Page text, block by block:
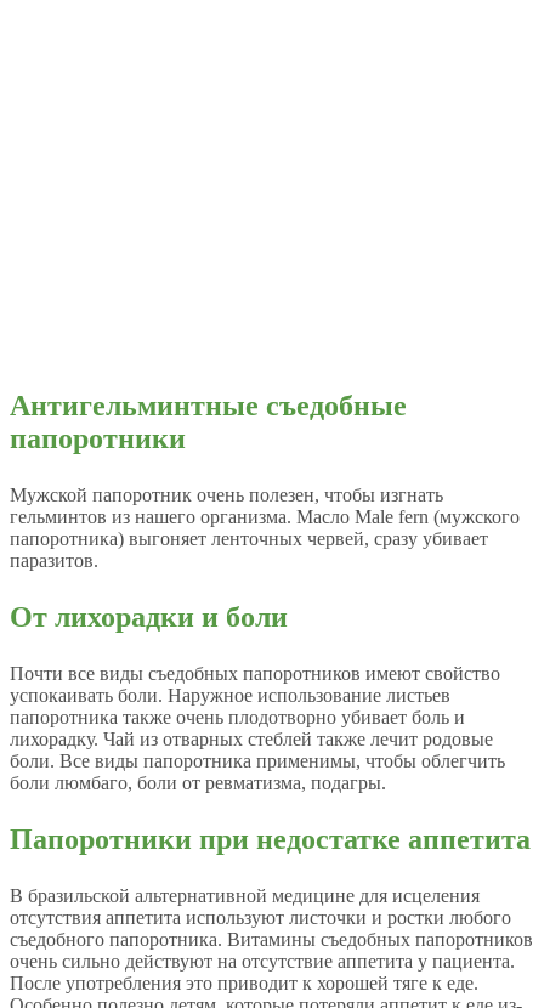
Антигельминтные съедобные
папоротники
Мужской папоротник очень полезен, чтобы изгнать
гельминтов из нашего организма. Масло Male fern (мужского
папоротника) выгоняет ленточных червей, сразу убивает
паразитов.
От лихорадки и боли
Почти все виды съедобных папоротников имеют свойство
успокаивать боли. Наружное использование листьев
папоротника также очень плодотворно убивает боль и
лихорадку. Чай из отварных стеблей также лечит родовые
боли. Все виды папоротника применимы, чтобы облегчить
боли люмбаго, боли от ревматизма, подагры.
Папоротники при недостатке аппетита
В бразильской альтернативной медицине для исцеления
отсутствия аппетита используют листочки и ростки любого
съедобного папоротника. Витамины съедобных папоротников
очень сильно действуют на отсутствие аппетита у пациента.
После употребления это приводит к хорошей тяге к еде.